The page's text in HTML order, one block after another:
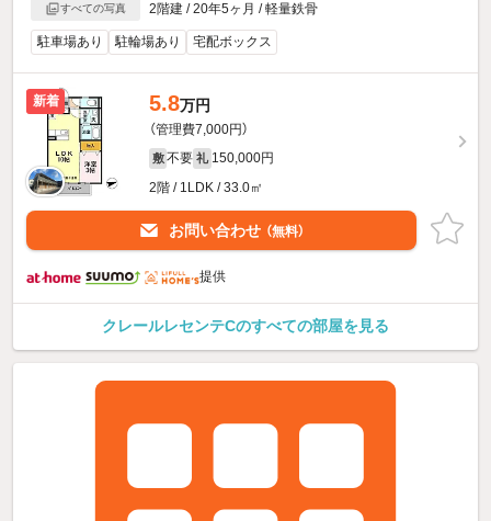
すべての写真
2階建 / 20年5ヶ月 / 軽量鉄骨
駐車場あり 駐輪場あり 宅配ボックス
新着 5.8万円
（管理費7,000円）
敷 不要 礼 150,000円
2階 / 1LDK / 33.0㎡
お問い合わせ （無料）
提供
クレールレセンテCのすべての部屋を見る